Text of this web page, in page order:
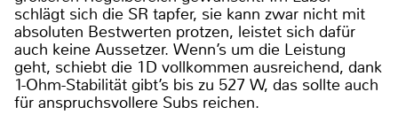
schlägt sich die SR tapfer, sie kann zwar nicht mit
absoluten Bestwerten protzen, leistet sich dafür
auch keine Aussetzer. Wenn’s um die Leistung
geht, schiebt die 1D vollkommen ausreichend, dank
1-Ohm-Stabilität gibt’s bis zu 527 W, das sollte auch
für anspruchsvollere Subs reichen.